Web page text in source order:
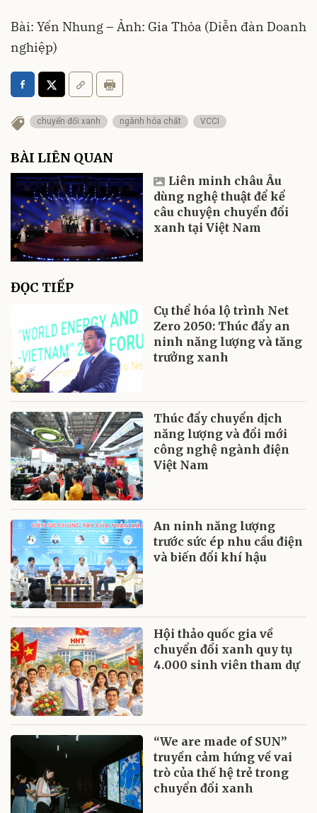
Bài: Yến Nhung – Ảnh: Gia Thỏa (Diễn đàn Doanh
nghiệp)
chuyển đổi xanh ngành hóa chất VCCI
BÀI LIÊN QUAN
Liên minh châu Âu
dùng nghệ thuật để kể
câu chuyện chuyển đổi
xanh tại Việt Nam
ĐỌC TIẾP
Cụ thể hóa lộ trình Net
Zero 2050: Thúc đẩy an
ninh năng lượng và tăng
trưởng xanh
Thúc đẩy chuyển dịch
năng lượng và đổi mới
công nghệ ngành điện
Việt Nam
An ninh năng lượng
trước sức ép nhu cầu điện
và biến đổi khí hậu
Hội thảo quốc gia về
chuyển đổi xanh quy tụ
4.000 sinh viên tham dự
“We are made of SUN”
truyền cảm hứng về vai
trò của thế hệ trẻ trong
chuyển đổi xanh